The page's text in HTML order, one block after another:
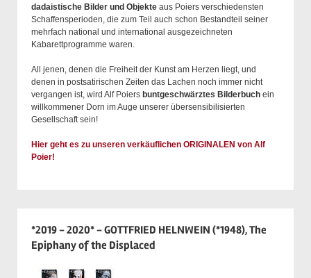
dadaistische Bilder und Objekte aus Poiers verschiedensten
Schaffensperioden, die zum Teil auch schon Bestandteil seiner
mehrfach national und international ausgezeichneten
Kabarettprogramme waren.
All jenen, denen die Freiheit der Kunst am Herzen liegt, und
denen in postsatirischen Zeiten das Lachen noch immer nicht
vergangen ist, wird Alf Poiers buntgeschwärztes Bilderbuch ein
willkommener Dorn im Auge unserer übersensibilisierten
Gesellschaft sein!
Hier geht es zu unseren verkäuflichen ORIGINALEN von Alf
Poier!
*2019 - 2020* - GOTTFRIED HELNWEIN (*1948), The
Epiphany of the Displaced